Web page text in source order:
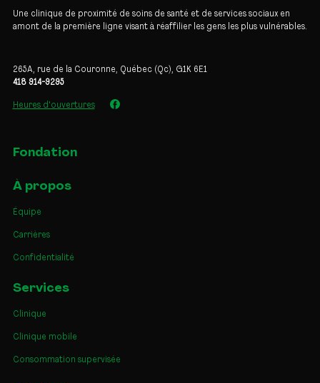
Une clinique de proximité de soins de santé et de services sociaux en
amont de la première ligne visant à réaffilier les gens les plus vulnérables.
265A, rue de la Couronne, Québec (Qc), G1K 6E1
418 914-9295
Heures d'ouvertures
Fondation
À propos
Équipe
Carrières
Confidentialité
Services
Clinique
Clinique mobile
Consommation supervisée